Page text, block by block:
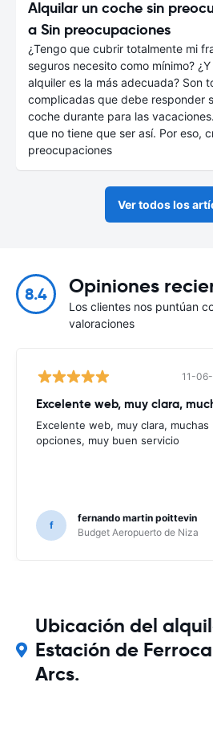
Alquilar un coche sin
a Sin preocupaciones
¿Tengo que cubrir totalmente mi
seguros necesito como mínimo?
alquiler es la más adecuada? Son
complicadas que debe responder
coche durante para las
que no tiene que ser así. Por eso,
preocupaciones
Ver todos los
8.4 Opiniones
Los clientes nos puntúan
valoraciones
11-
Excelente web, muy clara,
Excelente web, muy clara, muchas
opciones, muy buen servicio
f
fernando martin poittevin
Budget Aeropuerto de Niza
Ubicación del
Estación de
Arcs.